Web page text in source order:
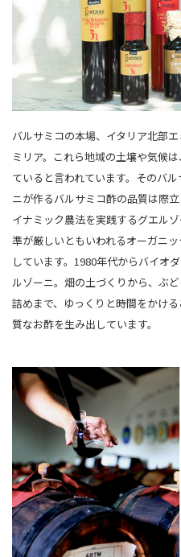
バルサミコの本場、イタリア北部
ミリア。これら地域の土壌や気候
ていると言われています。そのバ
ニが作るバルサミコ酢の品質は際
イナミック農法を実践するグエル
準が厳しいともいわれるオーガニ
しています。1980年代からバイオ
ルゾーニ。畑の土づくりから、ぶ
詰めまで、ゆっくりと時間をかけ
質なお酢を生み出しています。